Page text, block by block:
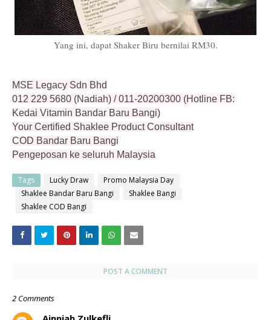
Yang ini, dapat Shaker Biru bernilai RM30.
MSE Legacy Sdn Bhd
012 229 5680 (Nadiah) / 011-20200300 (Hotline FB:
Kedai Vitamin Bandar Baru Bangi)
Your Certified Shaklee Product Consultant
COD Bandar Baru Bangi
Pengeposan ke seluruh Malaysia
Tags Lucky Draw
Promo Malaysia Day
Shaklee Bandar Baru Bangi
Shaklee Bangi
Shaklee COD Bangi
POST A COMMENT
2 Comments